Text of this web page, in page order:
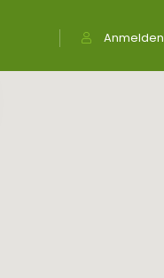
Anmelden